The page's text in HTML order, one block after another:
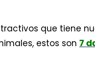
que tiene
estos son 7